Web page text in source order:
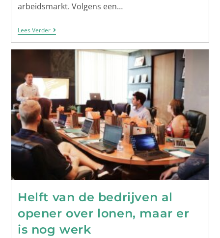
arbeidsmarkt. Volgens een…
Lees Verder
Helft van de bedrijven al
opener over lonen, maar er
is nog werk